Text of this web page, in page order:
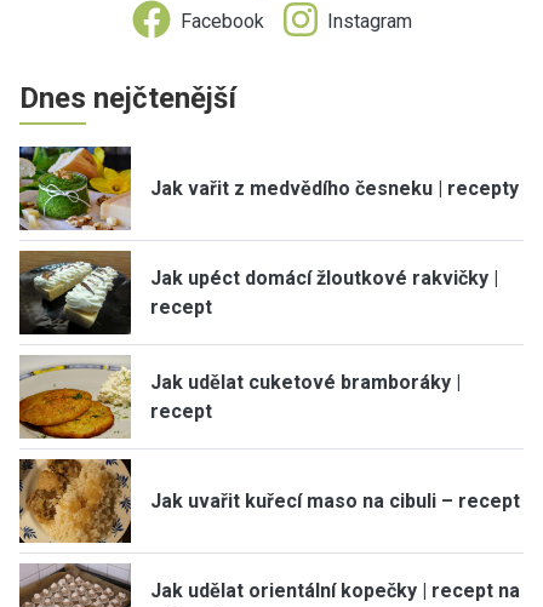
Facebook Instagram
Dnes nejčtenější
Jak vařit z medvědího česneku | recepty
Jak upéct domácí žloutkové rakvičky |
recept
Jak udělat cuketové bramboráky |
recept
Jak uvařit kuřecí maso na cibuli – recept
Jak udělat orientální kopečky | recept na